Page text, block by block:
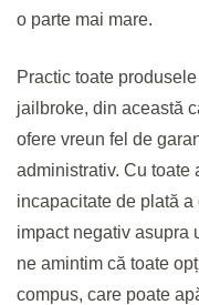
o parte mai mare.
Practic toate
jailbroke, din această
ofere vreun fel de
administrativ. Cu toate
incapacitate de plată
impact negativ asupra
ne amintim că toate
compus, care poate